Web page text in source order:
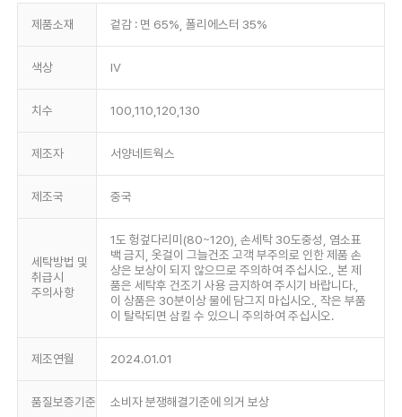
제품소재 겉감 : 면 65%, 폴리에스터 35%
색상 IV
치수 100,110,120,130
제조자 서양네트웍스
제조국 중국
세탁방법 및
취급시
주의사항
1도 헝겊다리미(80~120), 손세탁 30도중성, 염소표
백 금지, 옷걸이 그늘건조 고객 부주의로 인한 제품 손
상은 보상이 되지 않으므로 주의하여 주십시오., 본 제
품은 세탁후 건조기 사용 금지하여 주시기 바랍니다.,
이 상품은 30분이상 물에 담그지 마십시오., 작은 부품
이 탈락되면 삼킬 수 있으니 주의하여 주십시오.
제조연월 2024.01.01
품질보증기준 소비자 분쟁해결기준에 의거 보상